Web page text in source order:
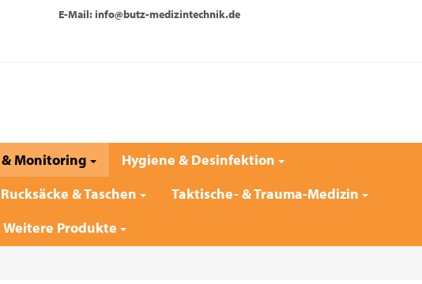
E-Mail: info@butz-medizintechnik.de
Monitoring
Hygiene & Desinfektion
& Taschen
Taktische- & Trauma-Medizin
Weitere Produkte